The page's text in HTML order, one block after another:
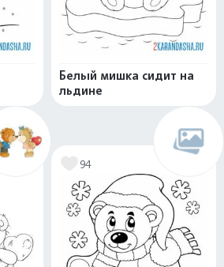
Белый мишка сидит на
льдине
94